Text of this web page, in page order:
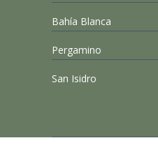
Bahía Blanca
Pergamino
San Isidro